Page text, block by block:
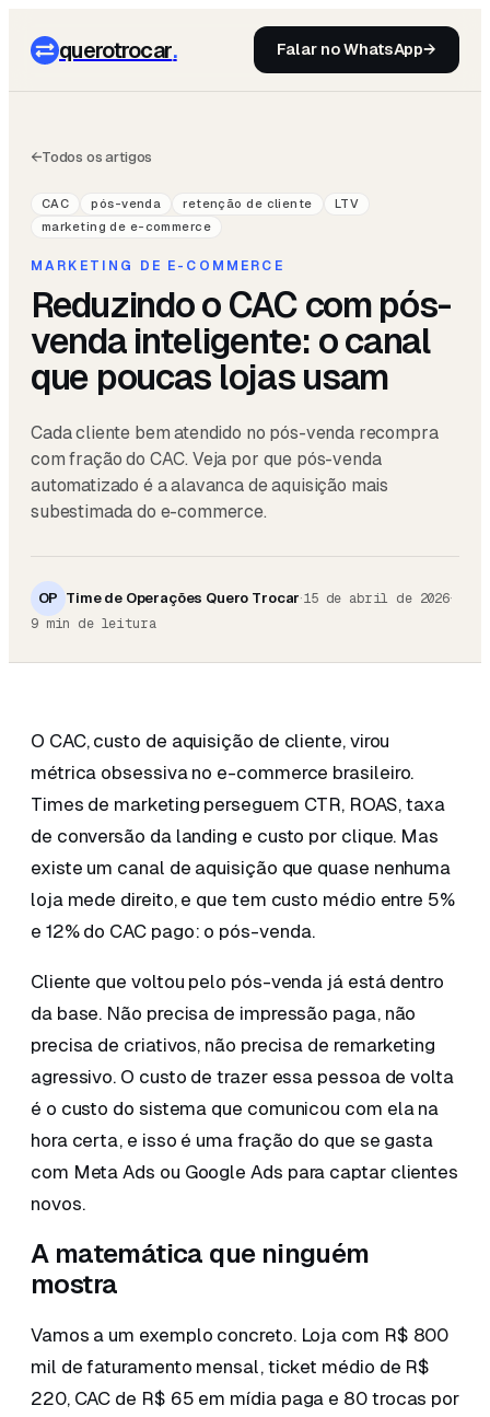
querotrocar. Falar no WhatsApp→
←Todos os artigos
CAC pós-venda retenção de cliente
LTV
marketing de e-commerce
MARKETING DE E-COMMERCE
Reduzindo o CAC com pós-
venda inteligente: o canal
que poucas lojas usam
Cada cliente bem atendido no pós-venda recompra
com fração do CAC. Veja por que pós-venda
automatizado é a alavanca de aquisição mais
subestimada do e-commerce.
OP Time de Operações Quero Trocar·15 de abril de 2026·
9min de leitura
O CAC, custo de aquisição de cliente, virou
métrica obsessiva no e-commerce brasileiro.
Times de marketing perseguem CTR, ROAS, taxa
de conversão da landing e custo por clique. Mas
existe um canal de aquisição que quase nenhuma
loja mede direito, e que tem custo médio entre 5%
e 12% do CAC pago: o pós-venda.
Cliente que voltou pelo pós-venda já está dentro
da base. Não precisa de impressão paga, não
precisa de criativos, não precisa de remarketing
agressivo. O custo de trazer essa pessoa de volta
é o custo do sistema que comunicou com ela na
hora certa, e isso é uma fração do que se gasta
com Meta Ads ou Google Ads para captar clientes
novos.
A matemática que ninguém
mostra
Vamos a um exemplo concreto. Loja com R$ 800
mil de faturamento mensal, ticket médio de R$
220, CAC de R$ 65 em mídia paga e 80 trocas por